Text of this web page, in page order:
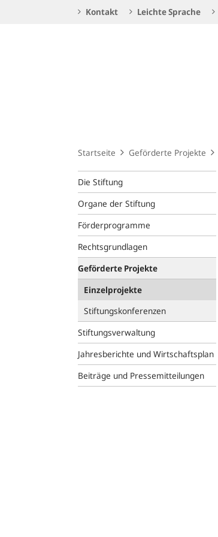
Kontakt Leichte Sprache
Startseite Geförderte Projekte
Die Stiftung
Organe der Stiftung
Förderprogramme
Rechtsgrundlagen
Geförderte Projekte
Einzelprojekte
Stiftungskonferenzen
Stiftungsverwaltung
Jahresberichte und Wirtschaftsplan
Beiträge und Pressemitteilungen